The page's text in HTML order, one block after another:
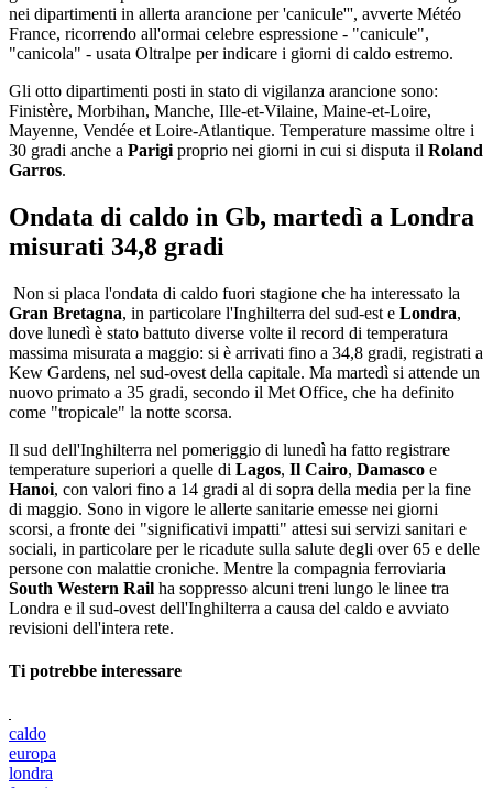
nei dipartimenti in allerta arancione per 'canicule''', avverte Météo
France, ricorrendo all'ormai celebre espressione - "canicule",
"canicola" - usata Oltralpe per indicare i giorni di caldo estremo.
Gli otto dipartimenti posti in stato di vigilanza arancione sono:
Finistère, Morbihan, Manche, Ille-et-Vilaine, Maine-et-Loire,
Mayenne, Vendée et Loire-Atlantique. Temperature massime oltre i
30 gradi anche a Parigi proprio nei giorni in cui si disputa il Roland
Garros.
Ondata di caldo in Gb, martedì a Londra
misurati 34,8 gradi
Non si placa l'ondata di caldo fuori stagione che ha interessato la
Gran Bretagna, in particolare l'Inghilterra del sud-est e Londra,
dove lunedì è stato battuto diverse volte il record di temperatura
massima misurata a maggio: si è arrivati fino a 34,8 gradi, registrati a
Kew Gardens, nel sud-ovest della capitale. Ma martedì si attende un
nuovo primato a 35 gradi, secondo il Met Office, che ha definito
come "tropicale" la notte scorsa.
Il sud dell'Inghilterra nel pomeriggio di lunedì ha fatto registrare
temperature superiori a quelle di Lagos, Il Cairo, Damasco e
Hanoi, con valori fino a 14 gradi al di sopra della media per la fine
di maggio. Sono in vigore le allerte sanitarie emesse nei giorni
scorsi, a fronte dei "significativi impatti" attesi sui servizi sanitari e
sociali, in particolare per le ricadute sulla salute degli over 65 e delle
persone con malattie croniche. Mentre la compagnia ferroviaria
South Western Rail ha soppresso alcuni treni lungo le linee tra
Londra e il sud-ovest dell'Inghilterra a causa del caldo e avviato
revisioni dell'intera rete.
Ti potrebbe interessare
caldo
europa
londra